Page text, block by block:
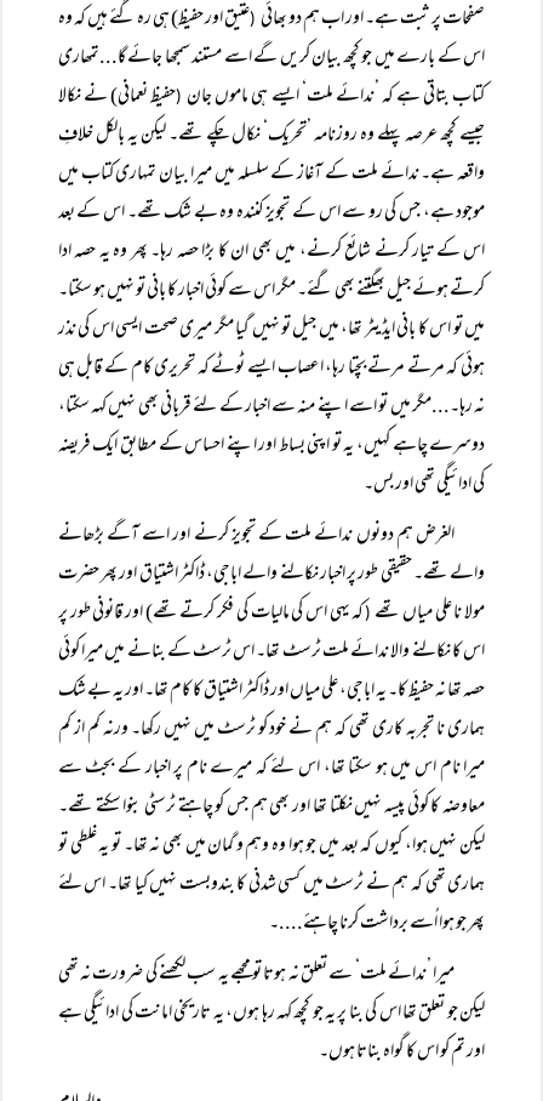
صفحات پر ثبت ہے۔ اور اب ہم دو بھائی (عتیق اور حفیظ) ہی رہ گئے ہیں کہ وہ
اس کے بارے میں جو کچھ بیان کریں گے اسے مستند سمجھا جائے گا...تمھاری
کتاب بتاتی ہے کہ ’ندائے ملت‘ ایسے ہی ماموں جان (حفیظ نعمانی) نے نکالا
جیسے کچھ عرصہ پہلے وہ روزنامہ ’تحریک‘ نکال چکے تھے۔ لیکن یہ بالکل خلافِ
واقعہ ہے۔ ندائے ملت کے آغاز کے سلسلہ میں میرا بیان تمہاری کتاب میں
موجود ہے، جس کی رو سے اس کے تجویز کنندہ وہ بے شک تھے۔ اس کے بعد
اس کے تیار کرنے شائع کرنے، میں بھی ان کا بڑا حصہ رہا۔ پھر وہ یہ حصہ ادا
کرتے ہوئے جیل بھگتنے بھی گئے۔ مگر اس سے کوئی اخبار کا بانی تو نہیں ہو سکتا۔
میں تو اس کا بانی ایڈیٹر تھا، میں جیل تو نہیں گیا مگر میری صحت ایسی اس کی نذر
ہوئی کہ مرتے مرتے بچتا رہا، اعصاب ایسے ٹوٹے کہ تحریری کام کے قابل ہی
نہ رہا۔...مگر میں تو اسے اپنے منہ سے اخبار کے لئے قربانی بھی نہیں کہہ سکتا،
دوسرے چاہے کہیں، یہ تو اپنی بساط اور اپنے احساس کے مطابق ایک فریضہ
کی ادائیگی تھی اور بس۔
الغرض ہم دونوں ندائے ملت کے تجویز کرنے اور اسے آگے بڑھانے
والے تھے۔ حقیقی طور پر اخبار نکالنے والے اباجی، ڈاکٹر اشتیاق اور پھر حضرت
مولا نا علی میاں تھے (کہ یہی اس کی مالیات کی فکر کرتے تھے) اور قانونی طور پر
اس کا نکالنے والا ندائے ملت ٹرسٹ تھا۔ اس ٹرسٹ کے بنانے میں میرا کوئی
حصہ تھا نہ حفیظ کا۔ یہ اباجی، علی میاں اور ڈاکٹر اشتیاق کا کام تھا۔ اور یہ بے شک
ہماری نا تجربہ کاری تھی کہ ہم نے خود کو ٹرسٹ میں نہیں رکھا۔ ورنہ کم از کم
میرا نام اس میں ہو سکتا تھا، اس لئے کہ میرے نام پر اخبار کے بجٹ سے
معاوضہ کا کوئی پیسہ نہیں نکلتا تھا اور بھی ہم جس کو چاہتے ٹرسٹی بنوا سکتے تھے۔
لیکن نہیں ہوا، کیوں کہ بعد میں جو ہوا وہ وہم و گمان میں بھی نہ تھا۔ تو یہ غلطی تو
ہماری تھی کہ ہم نے ٹرسٹ میں کسی شدنی کا بندوبست نہیں کیا تھا۔ اس لئے
پھر جو ہوا اُسے برداشت کرنا چاہئے....۔
میرا ’ندائے ملت‘ سے تعلق نہ ہوتا تو مجھے یہ سب لکھنے کی ضرورت نہ تھی
لیکن جو تعلق تھا اس کی بنا پر یہ جو کچھ کہہ رہا ہوں، یہ تاریخی امانت کی ادائیگی ہے
اور تم کو اس کا گواہ بناتا ہوں۔